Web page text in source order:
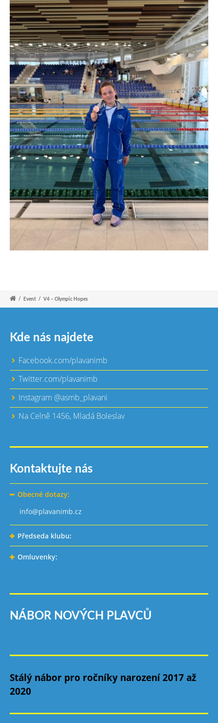
/ Event / V4 – Olympic Hopes
Kde nás najdete
Facebook.com/plavanimb
Twitter.com/plavanimb
Instagram @asmb_plavani
Na Celně 1456, Mladá Boleslav
Kontaktujte nás
Obecné dotazy:
info@plavanimb.cz
Předseda klubu:
Omluvenky:
NÁBOR NOVÝCH PLAVCŮ
Stálý nábor pro ročníky narození 2017 až
2020